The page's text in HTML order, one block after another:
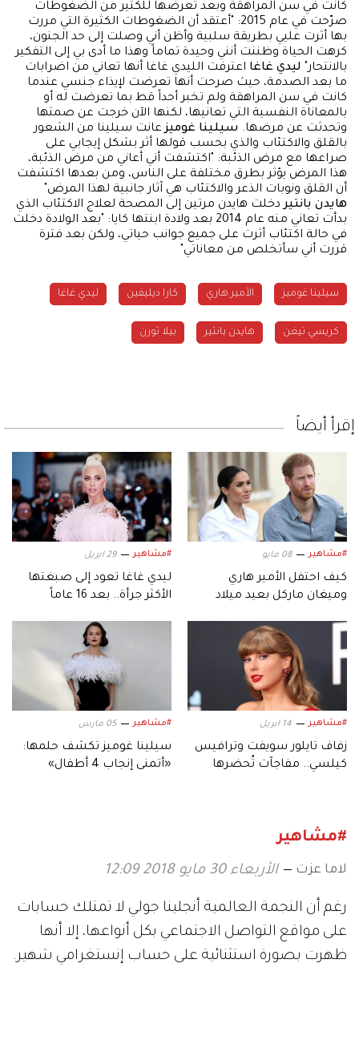
كانت في سن المراهقة وبعد تعرضها للكثير من الضغوطات
صرّحت في عام 2015: "أعتقد أن الضغوطات الكثيرة التي مررت
بها أثرت عليي بطريقة سلبية وأظن أني وصلت إلى حد الجنون،
كرهت الحياة وظننت أنني وحيدة تماماً وهذا ما أدى بي إلى التفكير
بالانتحار" ليدي غاغا اعترفت الليدي غاغا أنها تعاني من اضرابات
ما بعد الصدمة، حيث صرحت أنها تعرضت لإيذاء جنسي عندما
كانت في سن المراهقة ولم تخبر أحداً قط بما تعرضت له أو
بالمعاناة النفسية التي تعانيها، لكنها الآن خرجت عن صمتها
وتحدثت عن مرضها. سيلينا غوميزعانت سيلينا من الشعور
بالقلق والاكتئاب والذي بحسب قولها أثر بشكل إيجابي على
صراعها مع مرض الذئبة: "اكتشفت أني أعاني من مرض الذئبة،
هذا المرض يؤثر بطرق مختلفة على الناس، ومن بعدها اكتشفت
أن القلق ونوبات الذعر والاكتئاب هي آثار جانبية لهذا المرض"
هايدن بانتيردخلت هايدن مرتين إلى المصحة لعلاج الاكتئاب الذي
بدأت تعاني منه عام 2014 بعد ولادة ابنتها كايا: "بعد الولادة دخلت
في حالة اكتئاب أثرت على جميع جوانب حياتي، ولكن بعد فترة
قررت أني سأتخلص من معاناتي"
سيلينا غوميز الأمير هاري كارا ديليفين ليدي غاغا
كريسي تيغن هايدن بانتير بيلا ثورن
إقرأ أيضاً
#مشاهير 08 مايو
كيف احتفل الأمير هاري
وميغان ماركل بعيد ميلاد
#مشاهير 29 ابريل
ليدي غاغا تعود إلى صبغتها
الأكثر جرأة.. بعد 16 عاماً
#مشاهير 14 ابريل
زفاف تايلور سويفت وترافيس
كيلسي.. مفاجآت تُحضرها
#مشاهير 05 مارس
سيلينا غوميز تكشف حلمها:
«أتمنى إنجاب 4 أطفال»
#مشاهير
لاما عزت الأربعاء 30 مايو 2018 12:09
رغم أن النجمة العالمية أنجلينا جولي لا تمتلك حسابات
على مواقع التواصل الاجتماعي بكل أنواعها، إلا أنها
ظهرت بصورة استثنائية على حساب إنستغرامي شهير .